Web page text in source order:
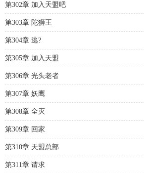
第302章 加入天盟吧
第303章 陀狮王
第304章 逃?
第305章 加入天盟
第306章 光头老者
第307章 妖鹰
第308章 全灭
第309章 回家
第310章 天盟总部
第311章 请求